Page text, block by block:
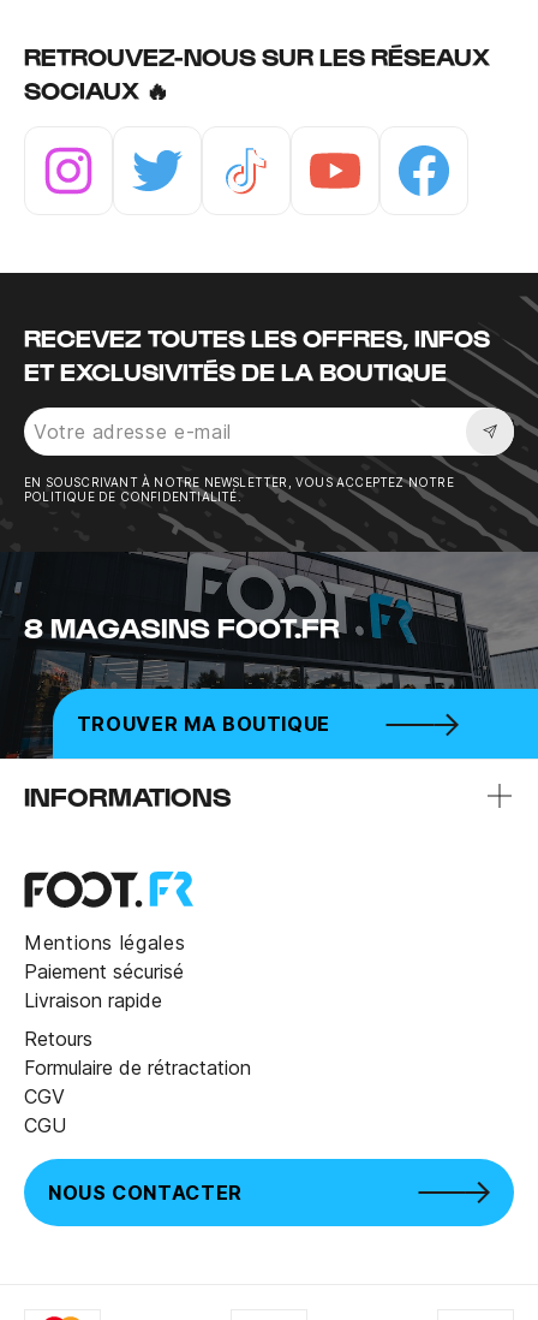
RETROUVEZ-NOUS SUR LES RÉSEAUX
SOCIAUX 🔥
RECEVEZ TOUTES LES OFFRES, INFOS
ET EXCLUSIVITÉS DE LA BOUTIQUE
EN SOUSCRIVANT À NOTRE NEWSLETTER, VOUS ACCEPTEZ NOTRE
POLITIQUE DE CONFIDENTIALITÉ.
8 MAGASINS FOOT.FR
TROUVER MA BOUTIQUE
INFORMATIONS
Mentions légales
Paiement sécurisé
Livraison rapide
Retours
Formulaire de rétractation
CGV
CGU
NOUS CONTACTER